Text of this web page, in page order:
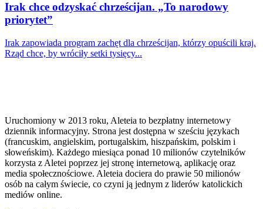
Irak chce odzyskać chrześcijan. „To narodowy
priorytet”
Irak zapowiada program zachęt dla chrześcijan, którzy opuścili kraj.
Rząd chce, by wróciły setki tysięcy...
Uruchomiony w 2013 roku, Aleteia to bezpłatny internetowy
dziennik informacyjny. Strona jest dostępna w sześciu językach
(francuskim, angielskim, portugalskim, hiszpańskim, polskim i
słoweńskim). Każdego miesiąca ponad 10 milionów czytelników
korzysta z Aletei poprzez jej stronę internetową, aplikację oraz
media społecznościowe. Aleteia dociera do prawie 50 milionów
osób na całym świecie, co czyni ją jednym z liderów katolickich
mediów online.